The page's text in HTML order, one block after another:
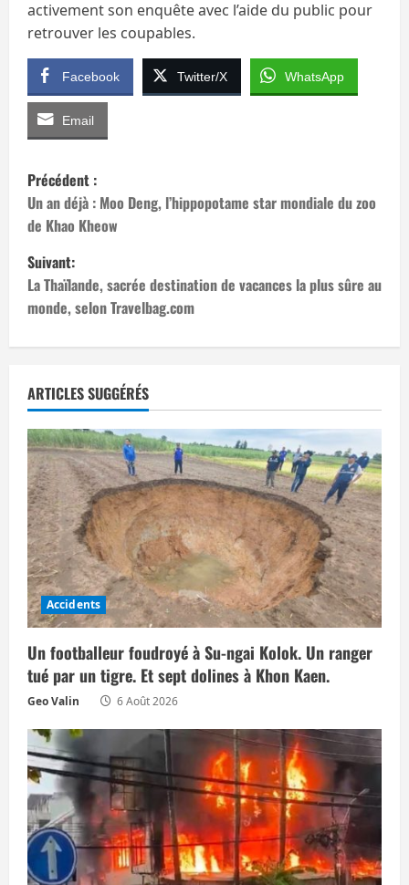
activement son enquête avec l’aide du public pour
retrouver les coupables.
Facebook Twitter/X WhatsApp
Email
N
a
v
i
g
t
i
o
n
d
’
a
r
t
i
c
l
e
Précédent :
Un an déjà : Moo Deng, l’hippopotame star mondiale du zoo
de Khao Kheow
Suivant:
La Thaïlande, sacrée destination de vacances la plus sûre au
monde, selon Travelbag.com
ARTICLES SUGGÉRÉS
Accidents
Un footballeur foudroyé à Su-ngai Kolok. Un ranger
tué par un tigre. Et sept dolines à Khon Kaen.
Geo Valin 6 Août 2026